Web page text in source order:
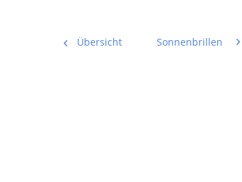
Übersicht Sonnenbrillen